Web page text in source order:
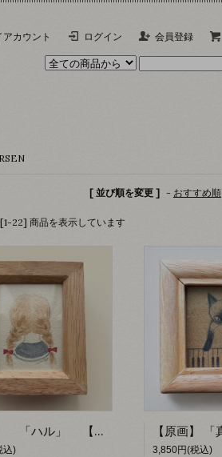
アカウント ログイン 会員登録
[ 並び順を変更 ] - おすすめ順
22] 商品を表示しています
【原画】 「ハル」 【PiPi ANDERSEN by fumiko】
込) 3,850円(税込)